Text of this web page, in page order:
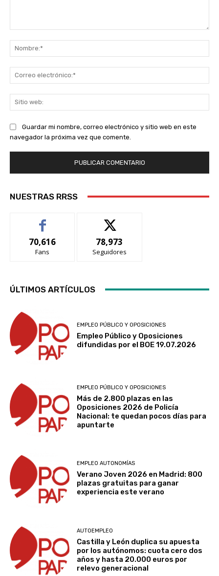
Guardar mi nombre, correo electrónico y sitio web en este
navegador la próxima vez que comente.
NUESTRAS RRSS
70,616
Fans
78,973
Seguidores
ÚLTIMOS ARTÍCULOS
EMPLEO PÚBLICO Y OPOSICIONES
Empleo Público y Oposiciones
difundidas por el BOE 19.07.2026
EMPLEO PÚBLICO Y OPOSICIONES
Más de 2.800 plazas en las
Oposiciones 2026 de Policía
Nacional: te quedan pocos días para
apuntarte
EMPLEO AUTONOMÍAS
Verano Joven 2026 en Madrid: 800
plazas gratuitas para ganar
experiencia este verano
AUTOEMPLEO
Castilla y León duplica su apuesta
por los autónomos: cuota cero dos
años y hasta 20.000 euros por
relevo generacional